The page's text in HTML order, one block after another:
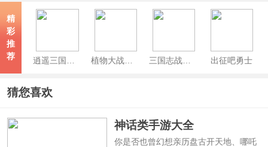
精
彩
推
荐
逍遥三国手游官方最新版 植物大战僵尸2官方正版 三国志战略版手游 出征吧勇士
猜您喜欢
神话类手游大全
你是否也曾幻想亲历盘古开天地、哪吒